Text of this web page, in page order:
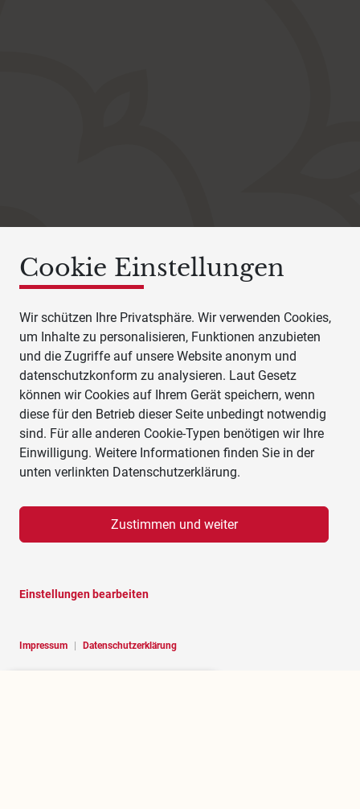
Cookie Einstellungen
Wir schützen Ihre Privatsphäre. Wir verwenden Cookies,
um Inhalte zu personalisieren, Funktionen anzubieten
und die Zugriffe auf unsere Website anonym und
datenschutzkonform zu analysieren. Laut Gesetz
können wir Cookies auf Ihrem Gerät speichern, wenn
diese für den Betrieb dieser Seite unbedingt notwendig
sind. Für alle anderen Cookie-Typen benötigen wir Ihre
Einwilligung. Weitere Informationen finden Sie in der
unten verlinkten Datenschutzerklärung.
Zustimmen und weiter
Impressum Datenschutzerklärung
Einstellungen bearbeiten